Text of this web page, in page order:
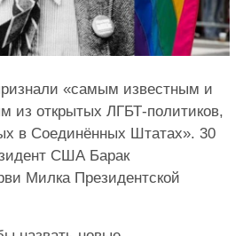
«самым известным и
из открытых ЛГБТ-политиков,
в Соединённых Штатах». 30
США Барак
Милка Президентской